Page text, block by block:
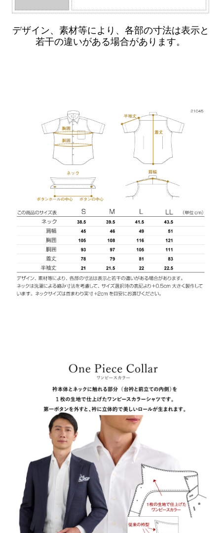
デザイン、素材等により、各部の寸法は表示と
若干の違いがある場合があります。